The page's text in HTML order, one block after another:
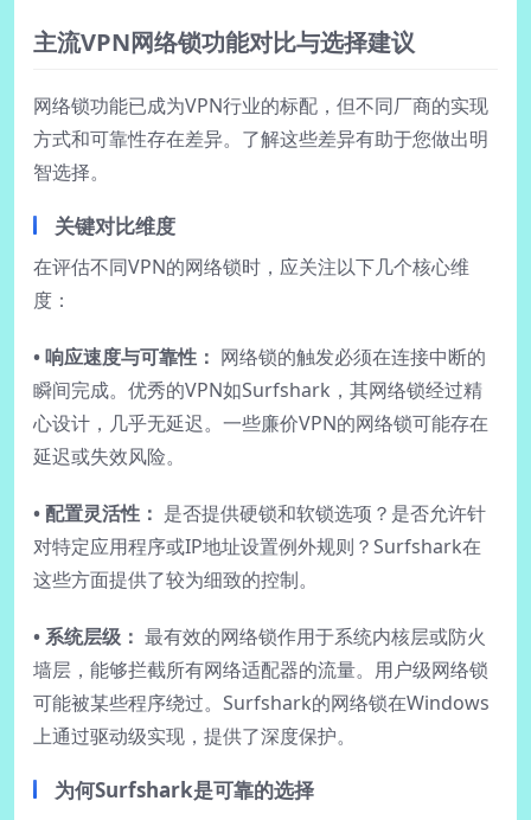
主流VPN网络锁功能对比与选择建议
网络锁功能已成为VPN行业的标配，但不同厂商的实现
方式和可靠性存在差异。了解这些差异有助于您做出明
智选择。
关键对比维度
在评估不同VPN的网络锁时，应关注以下几个核心维
度：
• 响应速度与可靠性： 网络锁的触发必须在连接中断的
瞬间完成。优秀的VPN如Surfshark，其网络锁经过精
心设计，几乎无延迟。一些廉价VPN的网络锁可能存在
延迟或失效风险。
• 配置灵活性： 是否提供硬锁和软锁选项？是否允许针
对特定应用程序或IP地址设置例外规则？Surfshark在
这些方面提供了较为细致的控制。
• 系统层级： 最有效的网络锁作用于系统内核层或防火
墙层，能够拦截所有网络适配器的流量。用户级网络锁
可能被某些程序绕过。Surfshark的网络锁在Windows
上通过驱动级实现，提供了深度保护。
为何Surfshark是可靠的选择